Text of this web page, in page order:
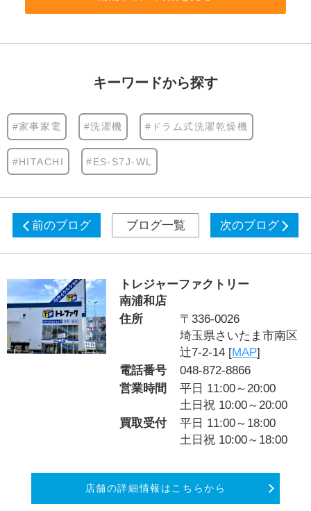
キーワードから探す
#家事家電 #洗濯機 #ドラム式洗濯乾燥機
#HITACHI #ES-S7J-WL
前のブログ ブログ一覧 次のブログ
トレジャーファクトリー
南浦和店
住所
〒336-0026
埼玉県さいたま市南区
辻7-2-14 [MAP]
電話番号
048-872-8866
営業時間
平日 11:00～20:00
土日祝 10:00～20:00
買取受付
平日 11:00～18:00
土日祝 10:00～18:00
店舗の詳細情報はこちらから